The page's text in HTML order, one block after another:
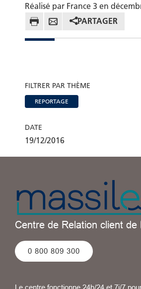
Réalisé par France 3 en
PARTAGER
FILTRER PAR THÈME
REPORTAGE
DATE
19/12/2016
Centre de Relation client de
0 800 809 300